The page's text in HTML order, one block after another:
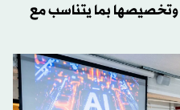
وتخصيصها بما يتناسب مع